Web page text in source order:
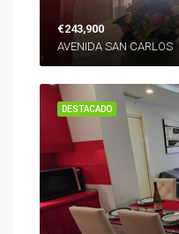
€243,900
AVENIDA SAN CARLOS
DESTACADO